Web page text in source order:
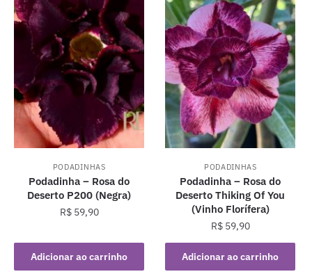
PODADINHAS
Podadinha – Rosa do
Deserto P200 (Negra)
R$59,90
Adicionar ao carrinho
PODADINHAS
Podadinha – Rosa do
Deserto Thiking Of You
(Vinho Florífera)
R$59,90
Adicionar ao carrinho